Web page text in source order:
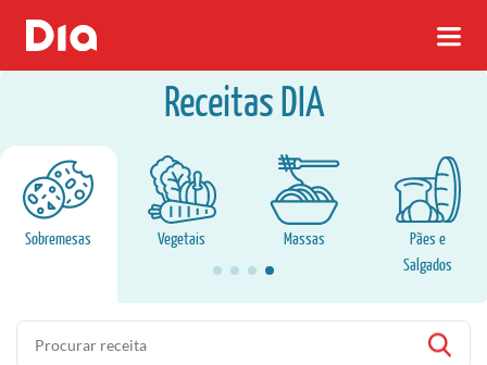
Receitas DIA
Sobremesas Vegetais Massas
Pães e
Salgados
Pesquisa